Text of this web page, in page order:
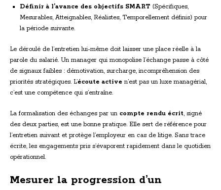
Définir à l’avance des objectifs SMART (Spécifiques,
Mesurables, Atteignables, Réalistes, Temporellement définis) pour
la période suivante.
Le déroulé de l’entretien lui-même doit laisser une place réelle à la
parole du salarié. Un manager qui monopolise l’échange passe à côté
de signaux faibles : démotivation, surcharge, incompréhension des
priorités stratégiques. L’écoute active n’est pas un luxe managérial,
c’est une compétence qui s’entraîne.
La formalisation des échanges par un compte rendu écrit, signé
des deux parties, est une bonne pratique. Elle sert de référence pour
l’entretien suivant et protège l’employeur en cas de litige. Sans trace
écrite, les engagements pris s’évaporent rapidement dans le quotidien
opérationnel.
Mesurer la progression d’un